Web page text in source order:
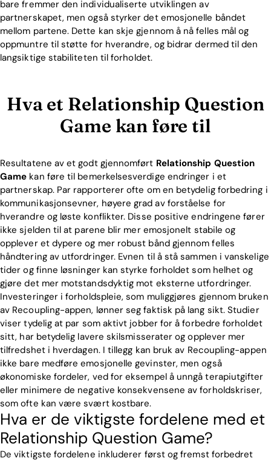
bare fremmer den individualiserte utviklingen av
partnerskapet, men også styrker det emosjonelle båndet
mellom partene. Dette kan skje gjennom å nå felles mål og
oppmuntre til støtte for hverandre, og bidrar dermed til den
langsiktige stabiliteten til forholdet.
Hva et Relationship Question
Game kan føre til
Resultatene av et godt gjennomført Relationship Question
Game kan føre til bemerkelsesverdige endringer i et
partnerskap. Par rapporterer ofte om en betydelig forbedring i
kommunikasjonsevner, høyere grad av forståelse for
hverandre og løste konflikter. Disse positive endringene fører
ikke sjelden til at parene blir mer emosjonelt stabile og
opplever et dypere og mer robust bånd gjennom felles
håndtering av utfordringer. Evnen til å stå sammen i vanskelige
tider og finne løsninger kan styrke forholdet som helhet og
gjøre det mer motstandsdyktig mot eksterne utfordringer.
Investeringer i forholdspleie, som muliggjøres gjennom bruken
av Recoupling-appen, lønner seg faktisk på lang sikt. Studier
viser tydelig at par som aktivt jobber for å forbedre forholdet
sitt, har betydelig lavere skilsmisserater og opplever mer
tilfredshet i hverdagen. I tillegg kan bruk av Recoupling-appen
ikke bare medføre emosjonelle gevinster, men også
økonomiske fordeler, ved for eksempel å unngå terapiutgifter
eller minimere de negative konsekvensene av forholdskriser,
som ofte kan være svært kostbare.
Hva er de viktigste fordelene med et
Relationship Question Game?
De viktigste fordelene inkluderer først og fremst forbedret